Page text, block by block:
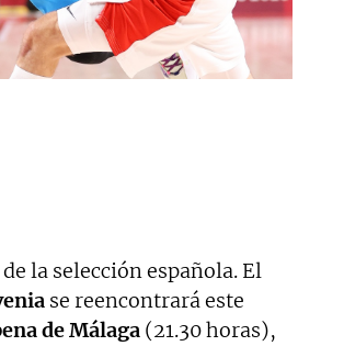
la selección española. El
se reencontrará este
de Málaga (21.30 horas),